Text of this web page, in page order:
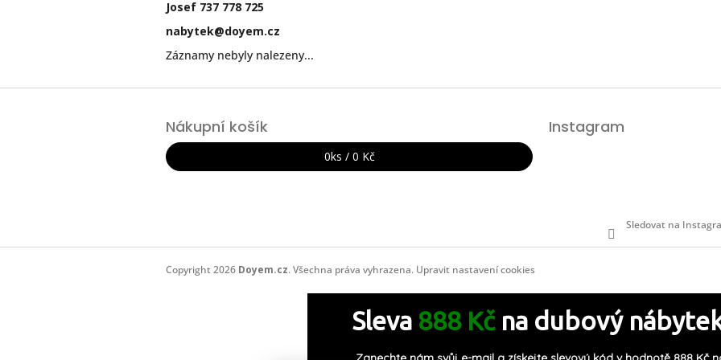
Josef 737 778 725
nabytek@doyem.cz
Záznamy nebyly nalezeny...
Nákupní košík
0ks / 0 Kč
Instagram
Sledovat na
Copyright 2026 Doyem.cz. Všechna práva vyhrazena. Upravit nastavení cookies
Sleva 888 Kčna dubový